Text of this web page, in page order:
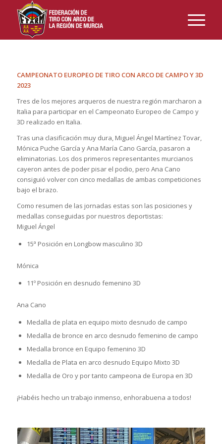
CAMPEONATO EUROPEO DE TIRO CON ARCO DE CAMPO Y 3D
2023
Tres de los mejores arqueros de nuestra región marcharon a
Italia para participar en el Campeonato Europeo de Campo y
3D realizado en Italia.
Tras una clasificación muy dura, Miguel Ángel Martínez Tovar,
Mónica Puche García y Ana María Cano García, pasaron a
eliminatorias. Los dos primeros representantes murcianos
cayeron antes de poder pisar el podio, pero Ana Cano
consiguió volver con cinco medallas de ambas competiciones
bajo el brazo.
Como resumen de las jornadas estas son las posiciones y
medallas conseguidas por nuestros deportistas:
Miguel Ángel
15ª Posición en Longbow masculino 3D
Mónica
11º Posición en desnudo femenino 3D
Ana Cano
Medalla de plata en equipo mixto desnudo de campo
Medalla de bronce en arco desnudo femenino de campo
Medalla bronce en Equipo femenino 3D
Medalla de Plata en arco desnudo Equipo Mixto 3D
Medalla de Oro y por tanto campeona de Europa en 3D
¡Habéis hecho un trabajo inmenso, enhorabuena a todos!